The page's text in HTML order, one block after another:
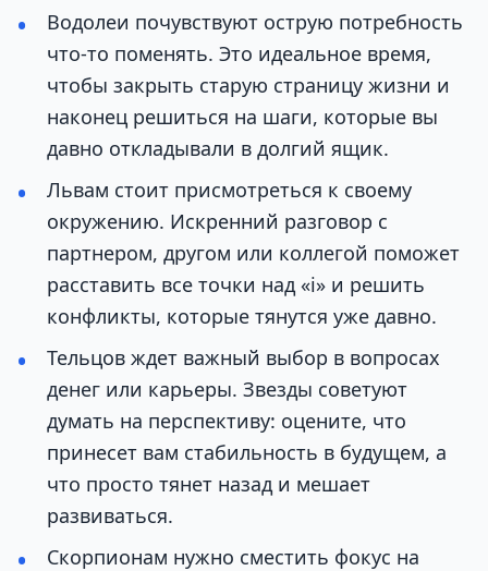
Водолеи почувствуют острую потребность
что-то поменять. Это идеальное время,
чтобы закрыть старую страницу жизни и
наконец решиться на шаги, которые вы
давно откладывали в долгий ящик.
Львам стоит присмотреться к своему
окружению. Искренний разговор с
партнером, другом или коллегой поможет
расставить все точки над «i» и решить
конфликты, которые тянутся уже давно.
Тельцов ждет важный выбор в вопросах
денег или карьеры. Звезды советуют
думать на перспективу: оцените, что
принесет вам стабильность в будущем, а
что просто тянет назад и мешает
развиваться.
Скорпионам нужно сместить фокус на